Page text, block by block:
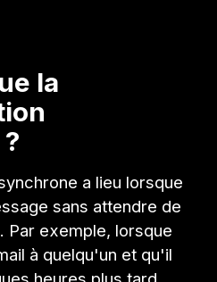
la
a lieu lorsque
sans attendre de
Par exemple, lorsque
à quelqu'un et qu'il